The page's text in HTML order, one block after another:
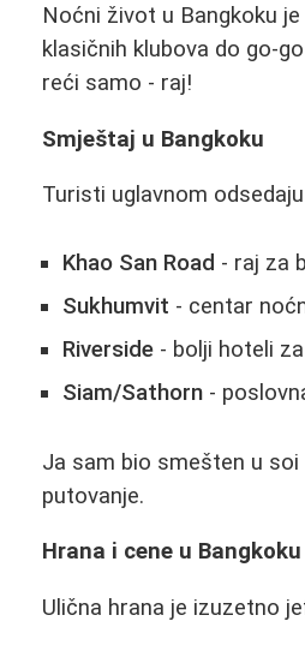
Noćni život u Bangkoku
klasičnih klubova do go-
reći samo - raj!
Smještaj u Bangkoku
Turisti uglavnom
Khao San Road - raj za
Sukhumvit - centar
Riverside - bolji hoteli
Siam/Sathorn -
Ja sam bio smešten u
putovanje.
Hrana i cene u Bangkoku
Ulična hrana je izuzetno